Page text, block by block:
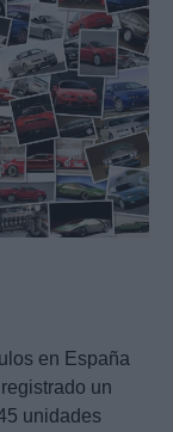
en España
un
unidades